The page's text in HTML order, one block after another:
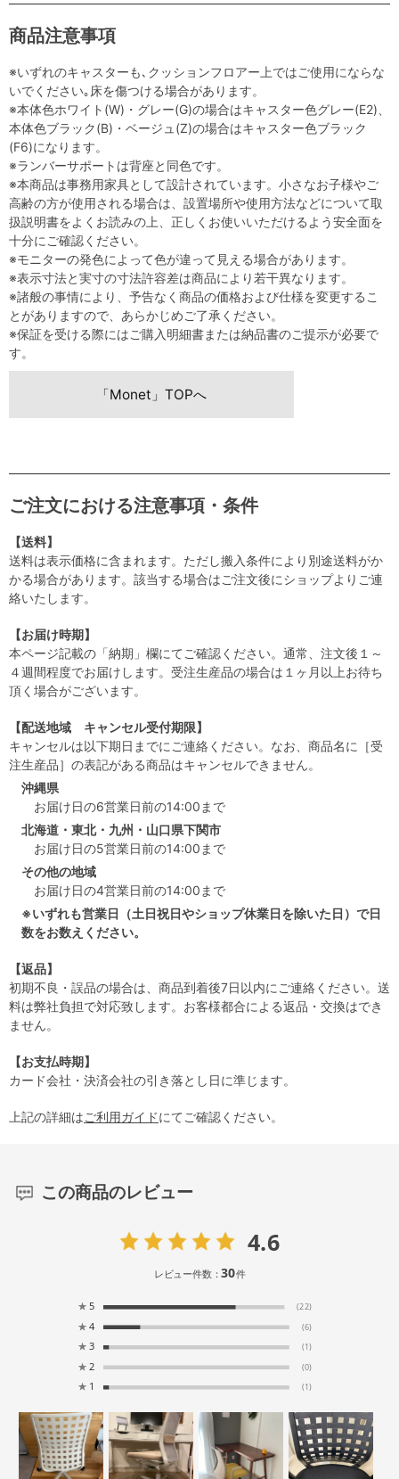
商品注意事項
※いずれのキャスターも､クッションフロアー上ではご使用にならな
いでください｡床を傷つける場合があります。
※本体色ホワイト(W)・グレー(G)の場合はキャスター色グレー(E2)、
本体色ブラック(B)・ベージュ(Z)の場合はキャスター色ブラック
(F6)になります。
※ランバーサポートは背座と同色です。
※本商品は事務用家具として設計されています。小さなお子様やご
高齢の方が使用される場合は、設置場所や使用方法などについて取
扱説明書をよくお読みの上、正しくお使いいただけるよう安全面を
十分にご確認ください。
※モニターの発色によって色が違って見える場合があります。
※表示寸法と実寸の寸法許容差は商品により若干異なります。
※諸般の事情により、予告なく商品の価格および仕様を変更するこ
とがありますので、あらかじめご了承ください。
※保証を受ける際にはご購入明細書または納品書のご提示が必要で
す。
「Monet」TOPへ
ご注文における注意事項・条件
【送料】
送料は表示価格に含まれます。ただし搬入条件により別途送料がか
かる場合があります。該当する場合はご注文後にショップよりご連
絡いたします。
【お届け時期】
本ページ記載の「納期」欄にてご確認ください。通常、注文後１～
４週間程度でお届けします。受注生産品の場合は１ヶ月以上お待ち
頂く場合がございます。
【配送地域 キャンセル受付期限】
キャンセルは以下期日までにご連絡ください。なお、商品名に［受
注生産品］の表記がある商品はキャンセルできません。
沖縄県
お届け日の6営業日前の14:00まで
北海道・東北・九州・山口県下関市
お届け日の5営業日前の14:00まで
その他の地域
お届け日の4営業日前の14:00まで
※いずれも営業日（土日祝日やショップ休業日を除いた日）で日
数をお数えください。
【返品】
初期不良・誤品の場合は、商品到着後7日以内にご連絡ください。送
料は弊社負担で対応致します。お客様都合による返品・交換はでき
ません。
【お支払時期】
カード会社・決済会社の引き落とし日に準じます。
上記の詳細はご利用ガイドにてご確認ください。
この商品のレビュー
4.6
レビュー件数：30件
★ 5 (22)
★ 4 (6)
★ 3 (1)
★ 2 (0)
★ 1 (1)